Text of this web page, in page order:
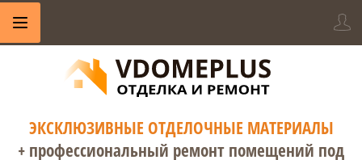
ЭКСКЛЮЗИВНЫЕ ОТДЕЛОЧНЫЕ МАТЕРИАЛЫ
+ профессиональный ремонт помещений под